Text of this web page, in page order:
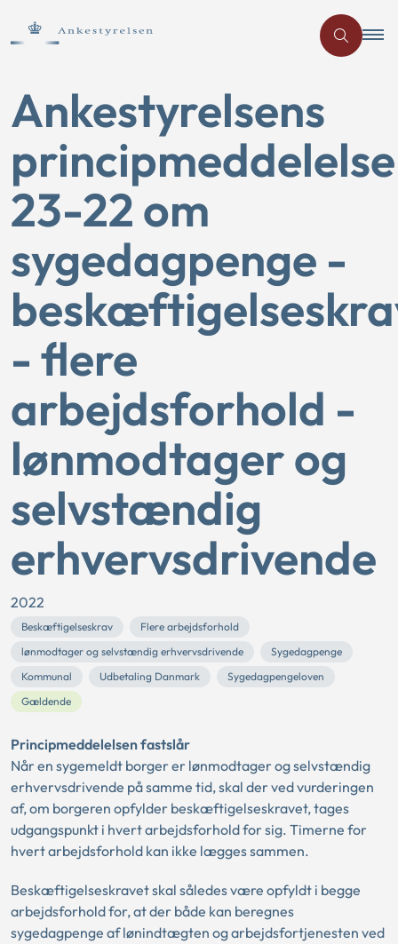
Ankestyrelsens
principmeddelelse
23-22 om
sygedagpenge -
- flere
arbejdsforhold -
lønmodtager og
selvstændig
erhvervsdrivende
2022
Beskæftigelseskrav
Flere arbejdsforhold
lønmodtager og selvstændig erhvervsdrivende
Sygedagpenge
Kommunal
Udbetaling Danmark
Sygedagpengeloven
Gældende
Principmeddelelsen fastslår
Når en sygemeldt borger er lønmodtager og selvstændig
erhvervsdrivende på samme tid, skal der ved vurderingen
af, om borgeren opfylder beskæftigelseskravet, tages
udgangspunkt i hvert arbejdsforhold for sig. Timerne for
hvert arbejdsforhold kan ikke lægges sammen.
Beskæftigelseskravet skal således være opfyldt i begge
arbejdsforhold for, at der både kan beregnes
sygedagpenge af lønindtægten og arbejdsfortjenesten ved